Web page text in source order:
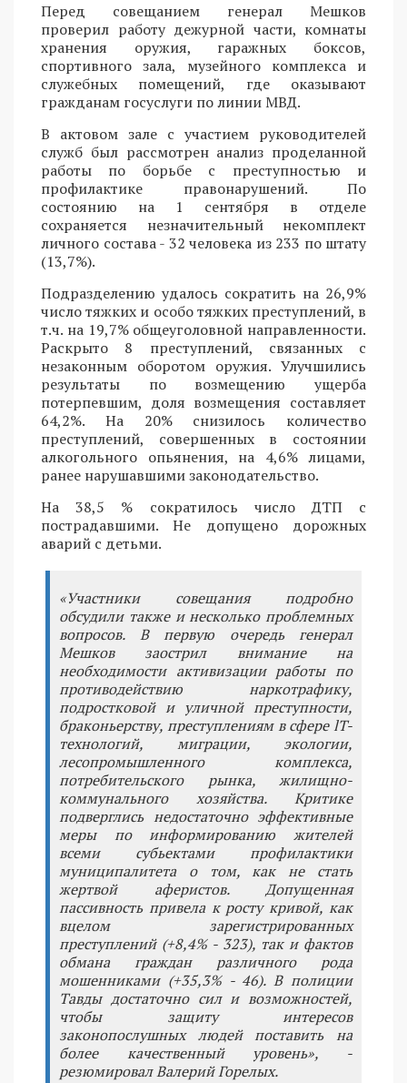
Перед совещанием генерал Мешков
проверил работу дежурной части, комнаты
хранения оружия, гаражных боксов,
спортивного зала, музейного комплекса и
служебных помещений, где оказывают
гражданам госуслуги по линии МВД.
В актовом зале с участием руководителей
служб был рассмотрен анализ проделанной
работы по борьбе с преступностью и
профилактике правонарушений. По
состоянию на 1 сентября в отделе
сохраняется незначительный некомплект
личного состава - 32 человека из 233 по штату
(13,7%).
Подразделению удалось сократить на 26,9%
число тяжких и особо тяжких преступлений, в
т.ч. на 19,7% общеуголовной направленности.
Раскрыто 8 преступлений, связанных с
незаконным оборотом оружия. Улучшились
результаты по возмещению ущерба
потерпевшим, доля возмещения составляет
64,2%. На 20% снизилось количество
преступлений, совершенных в состоянии
алкогольного опьянения, на 4,6% лицами,
ранее нарушавшими законодательство.
На 38,5 % сократилось число ДТП с
пострадавшими. Не допущено дорожных
аварий с детьми.
«Участники совещания подробно
обсудили также и несколько проблемных
вопросов. В первую очередь генерал
Мешков заострил внимание на
необходимости активизации работы по
противодействию наркотрафику,
подростковой и уличной преступности,
браконьерству, преступлениям в сфере lT-
технологий, миграции, экологии,
лесопромышленного комплекса,
потребительского рынка, жилищно-
коммунального хозяйства. Критике
подверглись недостаточно эффективные
меры по информированию жителей
всеми субьектами профилактики
муниципалитета о том, как не стать
жертвой аферистов. Допущенная
пассивность привела к росту кривой, как
вцелом зарегистрированных
преступлений (+8,4% - 323), так и фактов
обмана граждан различного рода
мошенниками (+35,3% - 46). В полиции
Тавды достаточно сил и возможностей,
чтобы защиту интересов
законопослушных людей поставить на
более качественный уровень», -
резюмировал Валерий Горелых.